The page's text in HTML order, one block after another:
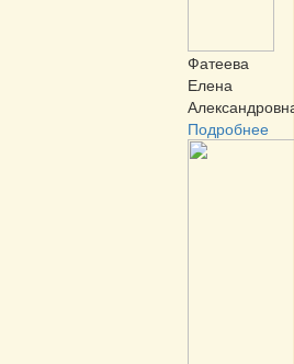
Фатеева
Елена
Подробнее